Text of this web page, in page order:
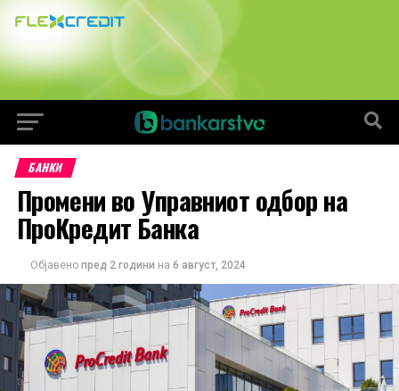
БАНКИ
Промени во Управниот одбор на
ПроКредит Банка
Објавено пред 2 години на 6 август, 2024